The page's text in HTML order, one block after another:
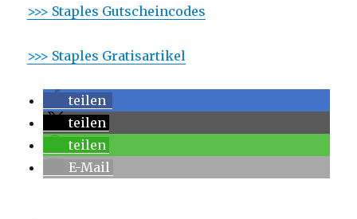
>>> Staples Gutscheincodes
>>> Staples Gratisartikel
teilen
teilen
teilen
E-Mail